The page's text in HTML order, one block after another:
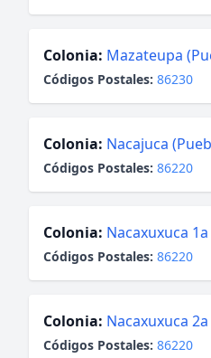
Colonia: Mazateupa
Códigos Postales: 86230
Colonia: Nacajuca
Códigos Postales: 86220
Colonia: Nacaxuxuca
Códigos Postales: 86220
Colonia: Nacaxuxuca
Códigos Postales: 86220